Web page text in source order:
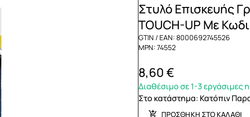
Στυλό Επισκευής
TOUCH-UP Με
GTIN / EAN: 8000692745526
MPN: 74552
8,60 €
Διαθέσιμο σε 1-3 εργάσιμες
Στο κατάστημα: Κατόπιν
ΠΡΟΣΘΗΚΗ ΣΤΟ ΚΑΛΑΘΙ